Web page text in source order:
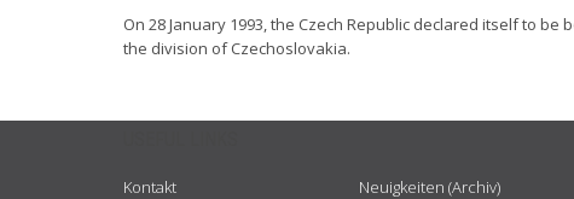
On 28 January 1993, the Czech Republic declared itself to
the division of Czechoslovakia.
Kontakt
Neuigkeiten (Archiv)